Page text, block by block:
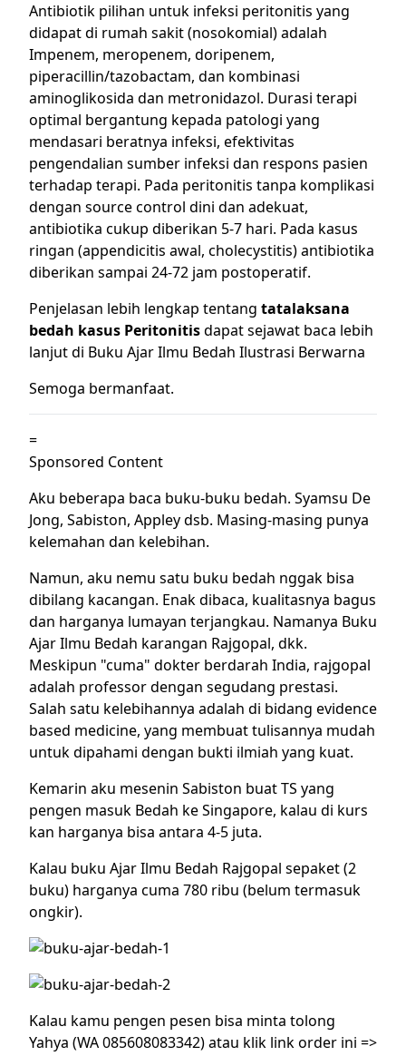
Antibiotik pilihan untuk infeksi peritonitis yang
didapat di rumah sakit (nosokomial) adalah
Impenem, meropenem, doripenem,
piperacillin/tazobactam, dan kombinasi
aminoglikosida dan metronidazol. Durasi terapi
optimal bergantung kepada patologi yang
mendasari beratnya infeksi, efektivitas
pengendalian sumber infeksi dan respons pasien
terhadap terapi. Pada peritonitis tanpa komplikasi
dengan source control dini dan adekuat,
antibiotika cukup diberikan 5-7 hari. Pada kasus
ringan (appendicitis awal, cholecystitis) antibiotika
diberikan sampai 24-72 jam postoperatif.
Penjelasan lebih lengkap tentang tatalaksana
bedah kasus Peritonitisdapat sejawat baca lebih
lanjut di Buku Ajar Ilmu Bedah Ilustrasi Berwarna
Semoga bermanfaat.
=
Sponsored Content
Aku beberapa baca buku-buku bedah. Syamsu De
Jong, Sabiston, Appley dsb. Masing-masing punya
kelemahan dan kelebihan.
Namun, aku nemu satu buku bedah nggak bisa
dibilang kacangan. Enak dibaca, kualitasnya bagus
dan harganya lumayan terjangkau. Namanya Buku
Ajar Ilmu Bedah karangan Rajgopal, dkk.
Meskipun "cuma" dokter berdarah India, rajgopal
adalah professor dengan segudang prestasi.
Salah satu kelebihannya adalah di bidang evidence
based medicine, yang membuat tulisannya mudah
untuk dipahami dengan bukti ilmiah yang kuat.
Kemarin aku mesenin Sabiston buat TS yang
pengen masuk Bedah ke Singapore, kalau di kurs
kan harganya bisa antara 4-5 juta.
Kalau buku Ajar Ilmu Bedah Rajgopal sepaket (2
buku) harganya cuma 780 ribu (belum termasuk
ongkir).
Kalau kamu pengen pesen bisa minta tolong
Yahya (WA 085608083342) atau klik link order ini =>